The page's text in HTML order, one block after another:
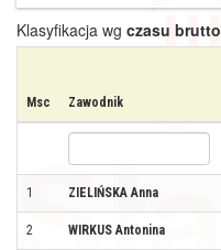
Klasyfikacja wg czasu brutto
Msc Zawodnik
1 ZIELIŃSKA Anna
2 WIRKUS Antonina